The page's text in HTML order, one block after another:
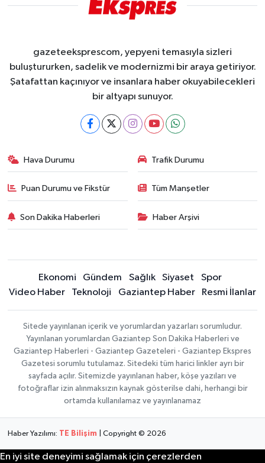
gazeteeksprescom, yepyeni temasıyla sizleri
buluştururken, sadelik ve modernizmi bir araya getiriyor.
Şatafattan kaçınıyor ve insanlara haber okuyabilecekleri
bir altyapı sunuyor.
Hava Durumu Trafik Durumu
Puan Durumu ve Fikstür Tüm Manşetler
Son Dakika Haberleri Haber Arşivi
Ekonomi Gündem Sağlık Siyaset
Spor
Video Haber
Teknoloji Gaziantep Haber Resmi İlanlar
Sitede yayınlanan içerik ve yorumlardan yazarları sorumludur.
Yayınlanan yorumlardan Gaziantep Son Dakika Haberleri ve
Gaziantep Haberleri - Gaziantep Gazeteleri - Gaziantep Ekspres
Gazetesi sorumlu tutulamaz. Sitedeki tüm harici linkler ayrı bir
sayfada açılır. Sitemizde yayınlanan haber, köşe yazıları ve
fotoğraflar izin alınmaksızın kaynak gösterilse dahi, herhangi bir
ortamda kullanılamaz ve yayınlanamaz
Haber Yazılımı: TE Bilişim | Copyright © 2026
En iyi site deneyimi sağlamak için çerezlerden